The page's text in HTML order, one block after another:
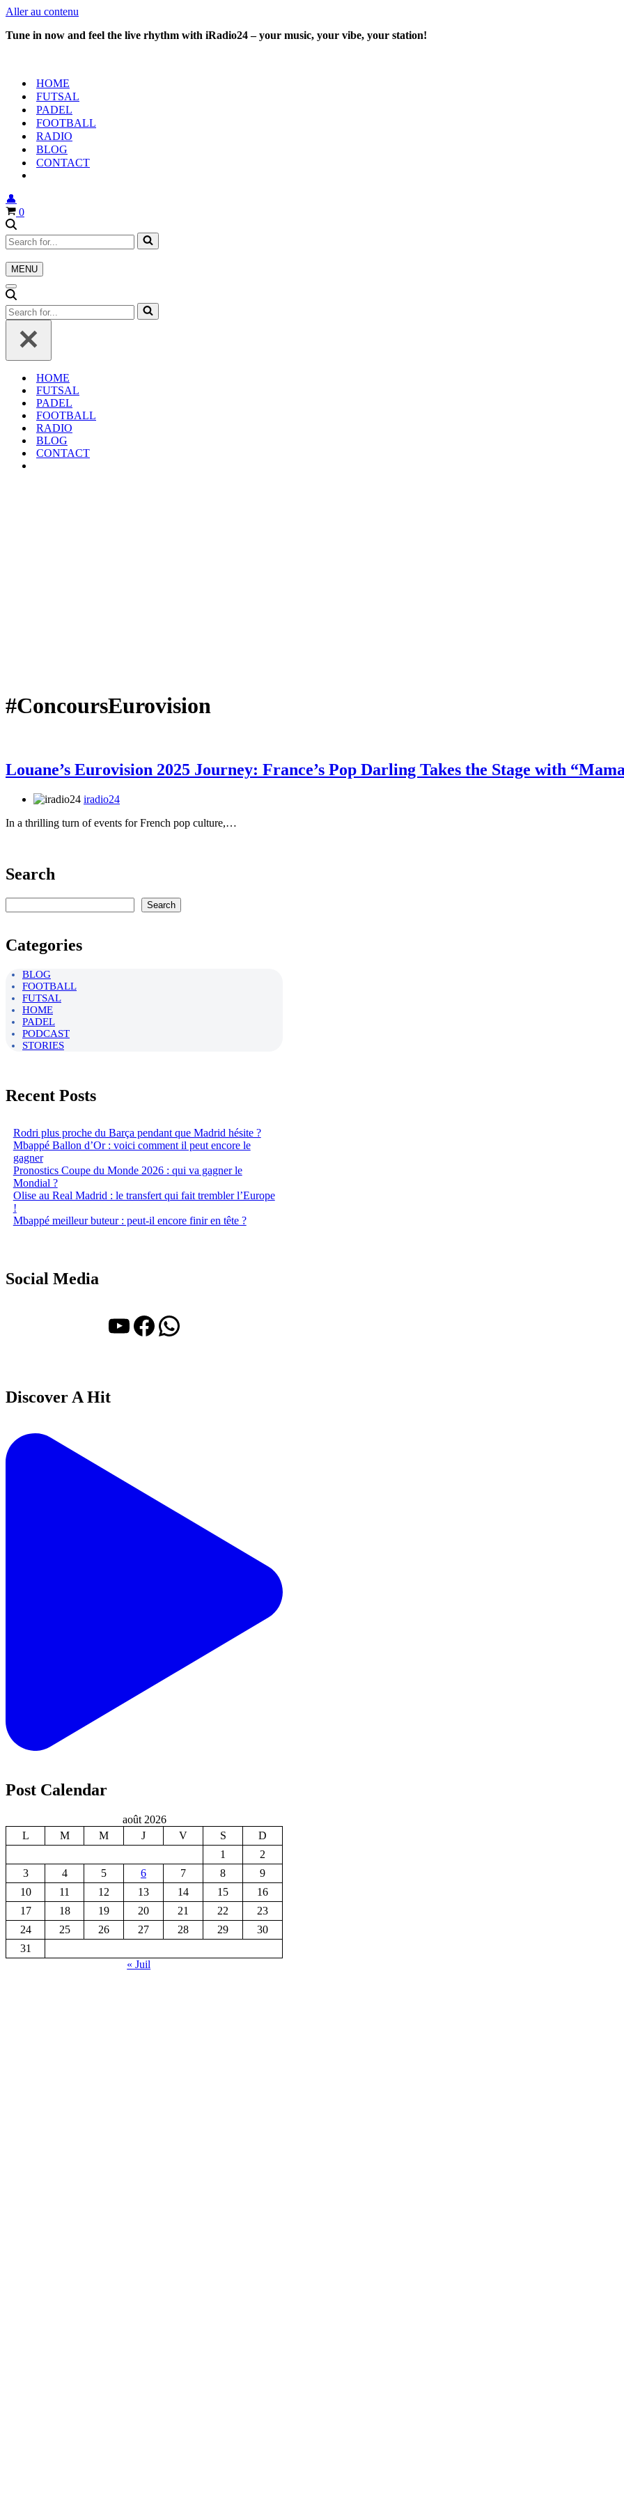
Aller au contenu
Tune in now and feel the live rhythm with iRadio24 – your music, your vibe, your station!
HOME
FUTSAL
PADEL
FOOTBALL
RADIO
BLOG
CONTACT
👤
Panier
0
Rechercher...
MENU
Menu
Menu
de
navigation
Rechercher...
HOME
FUTSAL
PADEL
FOOTBALL
RADIO
BLOG
CONTACT
#ConcoursEurovision
Louane’s Eurovision 2025 Journey: France’s Pop Darling Takes the Stage with
iradio24
In a thrilling turn of events for French pop culture,…
Search
Search
Categories
BLOG
FOOTBALL
FUTSAL
HOME
PADEL
PODCAST
STORIES
Recent Posts
Rodri plus proche du Barça pendant que Madrid hésite ?
Mbappé Ballon d’Or : voici comment il peut encore le
gagner
Pronostics Coupe du Monde 2026 : qui va gagner le
Mondial ?
Olise au Real Madrid : le transfert qui fait trembler l’Europe
!
Mbappé meilleur buteur : peut-il encore finir en tête ?
Social Media
YouTube
Facebook
WhatsApp
Discover A Hit
Post Calendar
août 2026
L
M M J V S
D
1
2
3
4 5 6 7 8
9
10
11 12 13 14 15
16
17
18 19 20 21 22
23
24
25 26 27 28 29
30
31
« Juil